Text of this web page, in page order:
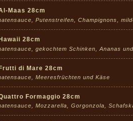
Maas 28cm
Putenstreifen, Champignons,
28cm
gekochtem Schinken, Ananas
di Mare 28cm
Meeresfrüchten und Käse
Formaggio 28cm
Mozzarella, Gorgonzola,